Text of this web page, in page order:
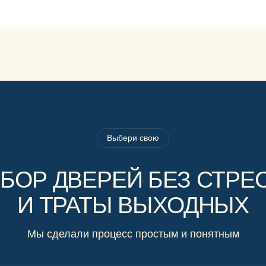
Выбери свою
ДВЕРЕЙ БЕЗ
И ТРАТЫ ВЫХОДНЫХ
Мы сделали процесс простым и понятным